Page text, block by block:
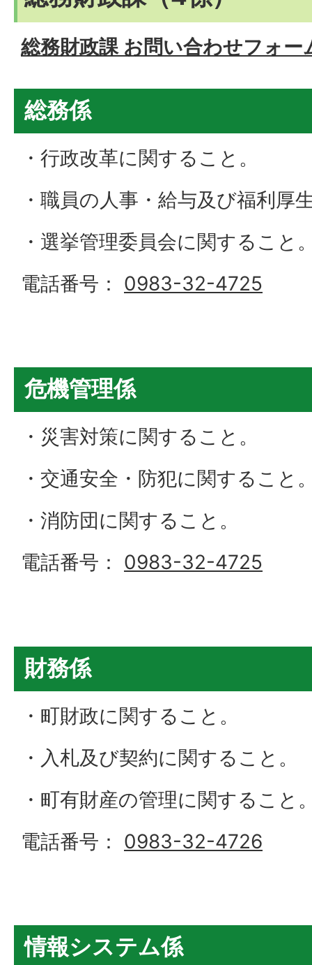
総務財政課 お問い合わせフォー
総務係
・行政改革に関すること。
・職員の人事・給与及び福利厚
・選挙管理委員会に関すること
電話番号： 0983-32-4725
危機管理係
・災害対策に関すること。
・交通安全・防犯に関すること
・消防団に関すること。
電話番号： 0983-32-4725
財務係
・町財政に関すること。
・入札及び契約に関すること。
・町有財産の管理に関すること
電話番号： 0983-32-4726
情報システム係